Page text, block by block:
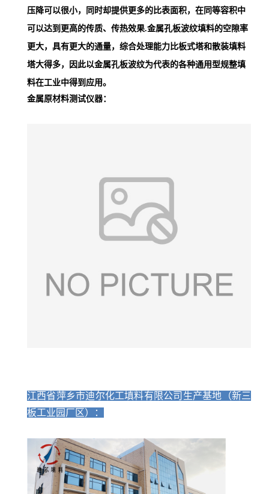
压降可以很小，同时却提供更多的比表面积，在同等容积中
可以达到更高的传质、传热效果.金属孔板波纹填料的空隙率
更大，具有更大的通量，综合处理能力比板式塔和散装填料
塔大得多，因此以金属孔板波纹为代表的各种通用型规整填
料在工业中得到应用。
金属原材料测试仪器：
江西省萍乡市迪尔化工填料有限公司生产基地（新三
板工业园厂区）：